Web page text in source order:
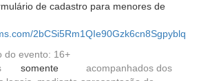
de cadastro para menores de
2bCSi5Rm1QIe90Gzk6cn8Sgpyblq
do evento: 16+
somente acompanhados dos